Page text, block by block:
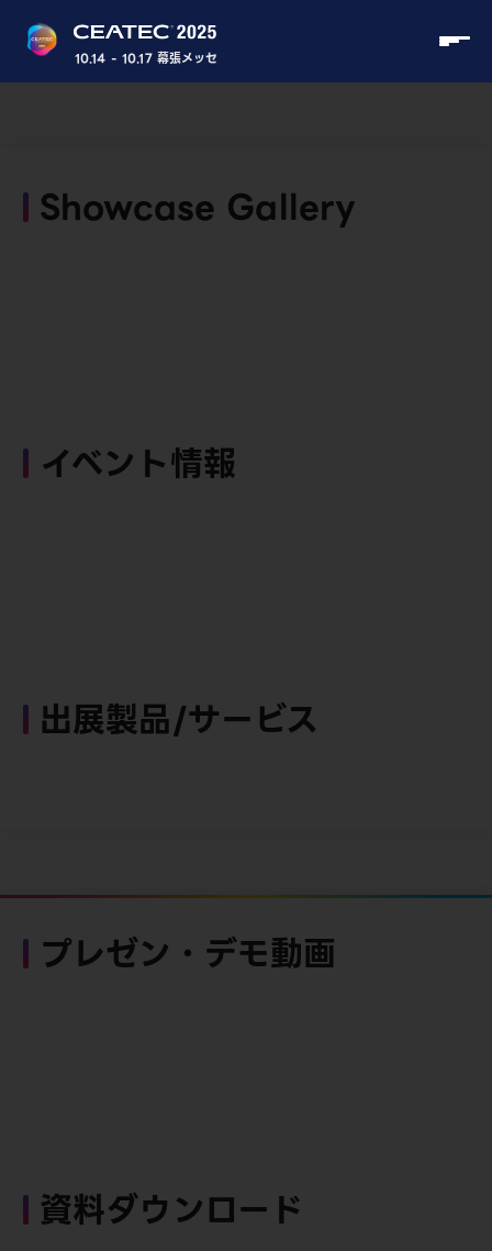
10.14 - 10.17 幕張メッセ
Showcase Gallery
イベント情報
出展製品/サービス
プレゼン・デモ動画
資料ダウンロード